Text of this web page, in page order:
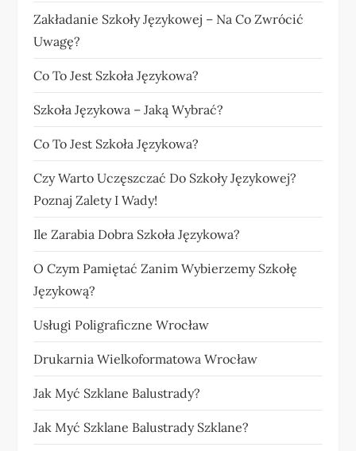
Zakładanie Szkoły Językowej – Na Co Zwrócić
Uwagę?
Co To Jest Szkoła Językowa?
Szkoła Językowa – Jaką Wybrać?
Co To Jest Szkoła Językowa?
Czy Warto Uczęszczać Do Szkoły Językowej?
Poznaj Zalety I Wady!
Ile Zarabia Dobra Szkoła Językowa?
O Czym Pamiętać Zanim Wybierzemy Szkołę
Językową?
Usługi Poligraficzne Wrocław
Drukarnia Wielkoformatowa Wrocław
Jak Myć Szklane Balustrady?
Jak Myć Szklane Balustrady Szklane?